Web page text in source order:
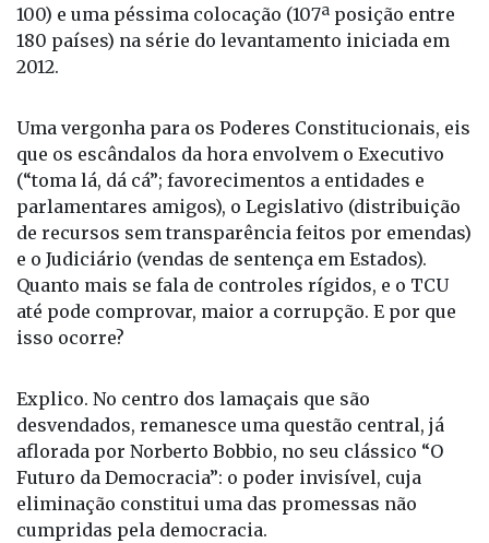
100) e uma péssima colocação (107ª posição entre
180 países) na série do levantamento iniciada em
2012.
Uma vergonha para os Poderes Constitucionais, eis
que os escândalos da hora envolvem o Executivo
(“toma lá, dá cá”; favorecimentos a entidades e
parlamentares amigos), o Legislativo (distribuição
de recursos sem transparência feitos por emendas)
e o Judiciário (vendas de sentença em Estados).
Quanto mais se fala de controles rígidos, e o TCU
até pode comprovar, maior a corrupção. E por que
isso ocorre?
Explico. No centro dos lamaçais que são
desvendados, remanesce uma questão central, já
aflorada por Norberto Bobbio, no seu clássico “O
Futuro da Democracia”: o poder invisível, cuja
eliminação constitui uma das promessas não
cumpridas pela democracia.